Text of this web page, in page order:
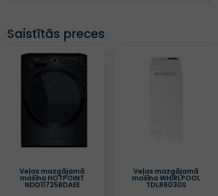
Saistītās preces
Veļas mazgājamā
mašīna HOTPOINT
NDD11725BDAEE
Veļas mazgājamā
mašīna WHIRLPOOL
TDLR6030S